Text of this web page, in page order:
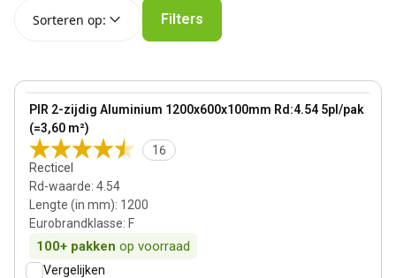
Sorteren op: Filters
PIR 2-zijdig Aluminium 1200x600x100mm Rd:4.54 5pl/pak
(=3,60 m²)
16
Recticel
Rd-waarde: 4.54
Lengte (in mm): 1200
Eurobrandklasse: F
100+ pakken op voorraad
View product
Vergelijken